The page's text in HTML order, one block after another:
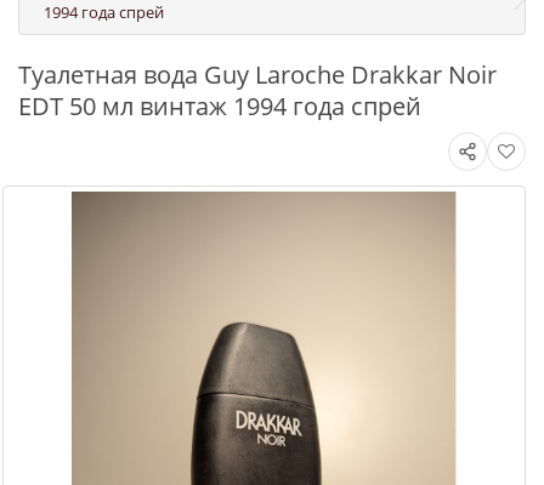
1994 года спрей
Туалетная вода Guy Laroche Drakkar Noir
EDT 50 мл винтаж 1994 года спрей